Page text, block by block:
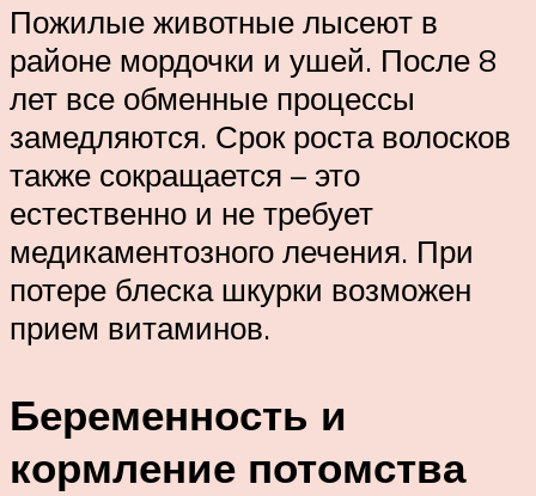
Пожилые животные лысеют в
районе мордочки и ушей. После 8
лет все обменные процессы
замедляются. Срок роста волосков
также сокращается – это
естественно и не требует
медикаментозного лечения. При
потере блеска шкурки возможен
прием витаминов.
Беременность и
кормление потомства